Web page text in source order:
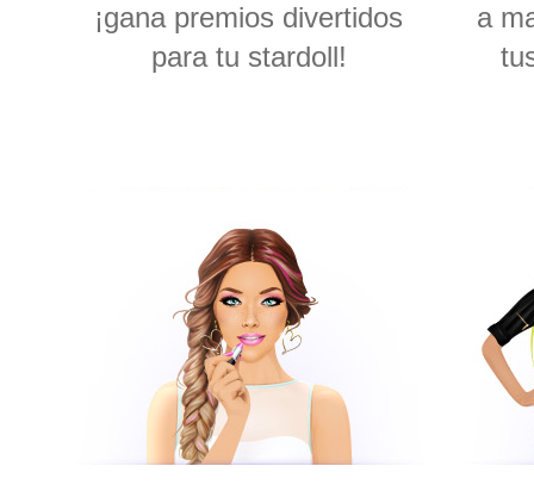
¡gana premios divertidos
para tu stardoll!
a